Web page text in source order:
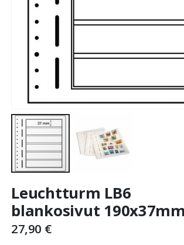
to
the
beginning
of
Leuchtturm LB6
blankosivut 190x37mm
27,90 €